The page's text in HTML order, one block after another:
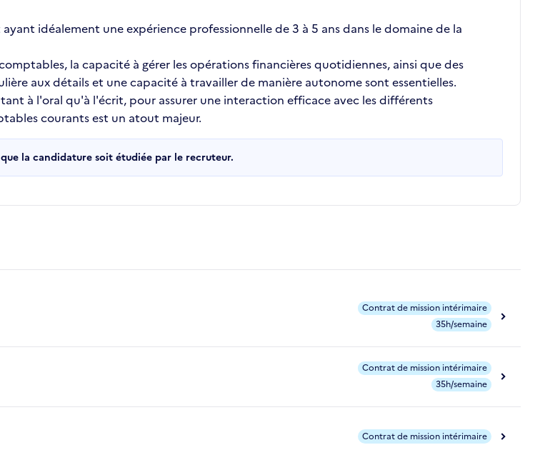
idéalement une expérience professionnelle de 3 à 5 ans dans le domaine de la
la capacité à gérer les opérations financières quotidiennes, ainsi que des
aux détails et une capacité à travailler de manière autonome sont essentielles.
à l'oral qu'à l'écrit, pour assurer une interaction efficace avec les différents
courants est un atout majeur.
la candidature soit étudiée par le recruteur.
Contrat de mission intérimaire
35h/semaine
Contrat de mission intérimaire
35h/semaine
Contrat de mission intérimaire